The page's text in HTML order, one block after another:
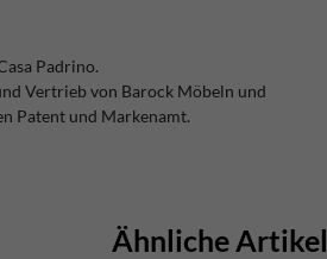
Padrino.
Vertrieb von Barock Möbeln und
Patent und Markenamt.
Ähnliche Artikel